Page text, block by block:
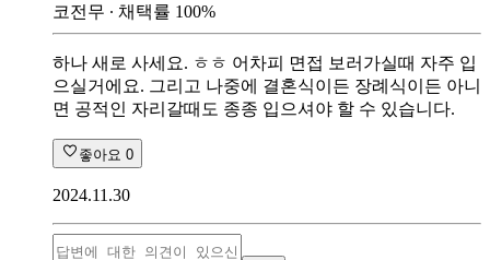
코전무 ∙ 채택률 100%
하나 새로 사세요. ㅎㅎ 어차피 면접 보러가실때 자주 입
으실거에요. 그리고 나중에 결혼식이든 장례식이든 아니
면 공적인 자리갈때도 종종 입으셔야 할 수 있습니다.
좋아요 0
2024.11.30